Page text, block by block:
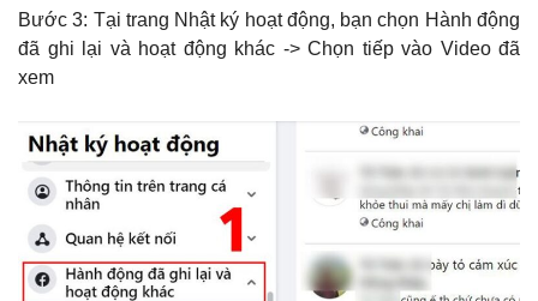
Bước 3: Tại trang Nhật ký hoạt động, bạn chọn Hành động
đã ghi lại và hoạt động khác -> Chọn tiếp vào Video đã
xem